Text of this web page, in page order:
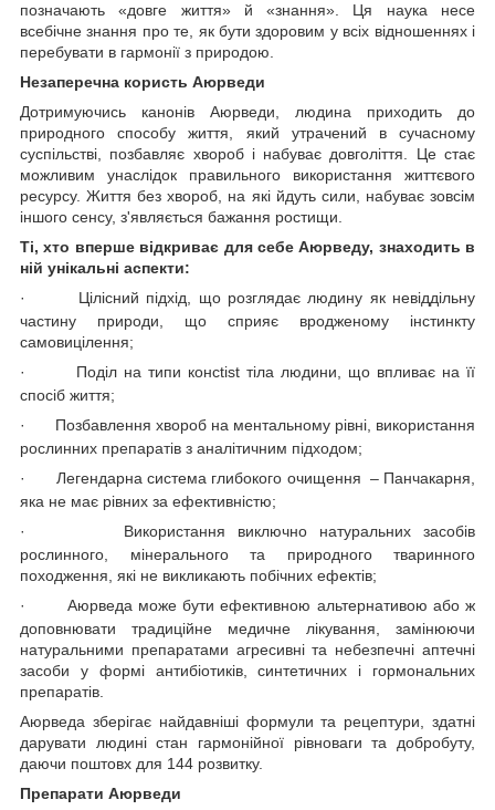
позначають «довге життя» й «знання». Ця наука несе
всебічне знання про те, як бути здоровим у всіх відношеннях і
перебувати в гармонії з природою.
Незаперечна користь Аюрведи
Дотримуючись канонів Аюрведи, людина приходить до
природного способу життя, який утрачений в сучасному
суспільстві, позбавляє хвороб і набуває довголіття. Це стає
можливим унаслідок правильного використання життєвого
ресурсу. Життя без хвороб, на які йдуть сили, набуває зовсім
іншого сенсу, з'являється бажання ростищи.
Ті, хто вперше відкриває для себе Аюрведу, знаходить в
ній унікальні аспекти:
·
Цілісний підхід, що розглядає людину як невіддільну
частину природи, що сприяє вродженому інстинкту
самовицілення;
·
Поділ на типи консtist тіла людини, що впливає на її
спосіб життя;
·
Позбавлення хвороб на ментальному рівні, використання
рослинних препаратів з аналітичним підходом;
·
Легендарна система глибокого очищення – Панчакарня,
яка не має рівних за ефективністю;
·
Використання виключно натуральних засобів
рослинного, мінерального та природного тваринного
походження, які не викликають побічних ефектів;
·
Аюрведа може бути ефективною альтернативою або ж
доповнювати традиційне медичне лікування, замінюючи
натуральними препаратами агресивні та небезпечні аптечні
засоби у формі антибіотиків, синтетичних і гормональних
препаратів.
Аюрведа зберігає найдавніші формули та рецептури, здатні
дарувати людині стан гармонійної рівноваги та добробуту,
даючи поштовх для 144 розвитку.
Препарати Аюрведи